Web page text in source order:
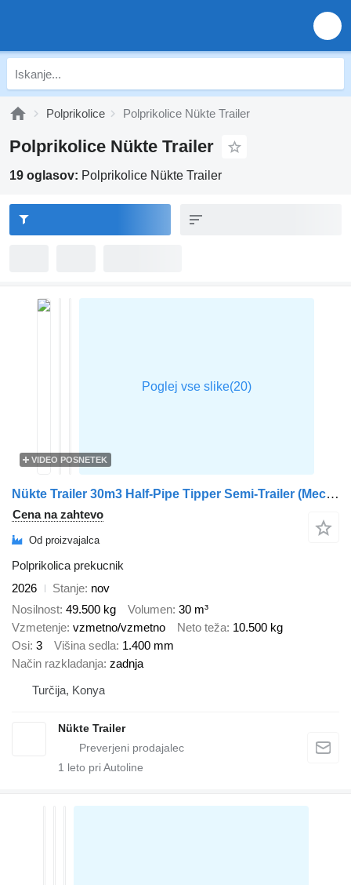
Polprikolice Polprikolice Nükte Trailer
Polprikolice Nükte Trailer
19 oglasov: Polprikolice Nükte Trailer
VIDEO POSNETEK
Nükte Trailer 30m3 Half-Pipe Tipper Semi-Trailer (Mechanical Suspension)
Cena na zahtevo
Od proizvajalca
Polprikolica prekucnik
2026
Stanje nov
Nosilnost 49.500 kg Volumen 30 m³
Vzmetenje vzmetno/vzmetno Neto teža 10.500 kg
Osi 3 Višina sedla 1.400 mm
Način razkladanja zadnja
Turčija, Konya
Nükte Trailer
1 leto pri Autoline